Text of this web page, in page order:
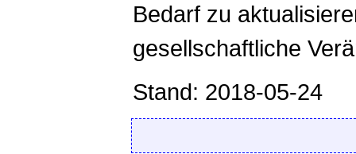
Bedarf zu
gesellschaftliche
Stand: 2018-05-24